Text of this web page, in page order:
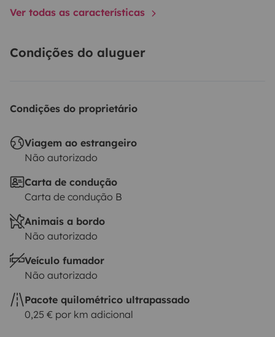
Ver todas as características
Condições do aluguer
Condições do proprietário
Viagem ao estrangeiro
Não autorizado
Carta de condução
Carta de condução B
Animais a bordo
Não autorizado
Veículo fumador
Não autorizado
Pacote quilométrico ultrapassado
0,25 € por km adicional